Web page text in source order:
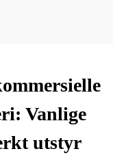
Vanlige
utstyr